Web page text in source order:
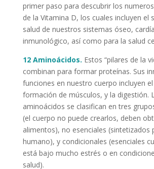
primer paso para descubrir los
de la Vitamina D, los cuales incluyen el
salud de nuestros sistemas óseo,
inmunológico, así como para la salud
12 Aminoácidos. Estos “pilares de la
combinan para formar proteínas. Sus
funciones en nuestro cuerpo incluyen
formación de músculos, y la digestión.
aminoácidos se clasifican en tres
(el cuerpo no puede crearlos, deben
alimentos), no esenciales (sintetizados
humano), y condicionales (esenciales
está bajo mucho estrés o en
salud).